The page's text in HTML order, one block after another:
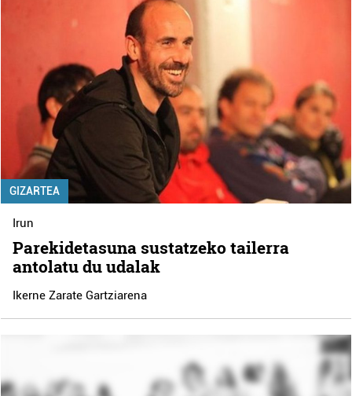
GIZARTEA
Irun
Parekidetasuna sustatzeko tailerra
antolatu du udalak
Ikerne Zarate Gartziarena